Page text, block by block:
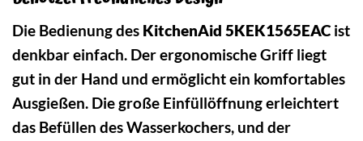
Die Bedienung des KitchenAid 5KEK1565EACist
denkbar einfach. Der ergonomische Griff liegt
gut in der Hand und ermöglicht ein komfortables
Ausgießen. Die große Einfüllöffnung erleichtert
das Befüllen des Wasserkochers, und der